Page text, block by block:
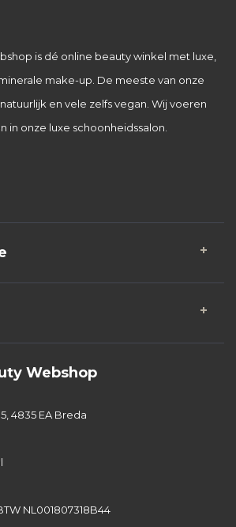
is dé online beauty winkel met luxe,
make-up. De meeste van onze
en vele zelfs vegan. Wij voeren
in onze luxe schoonheidssalon.
Webshop
4835 EA Breda
NL001807318B44